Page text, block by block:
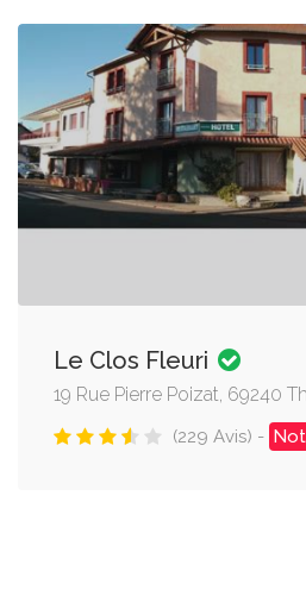
Le Clos Fleuri
19 Rue Pierre Poizat, 69240
(229 Avis) -